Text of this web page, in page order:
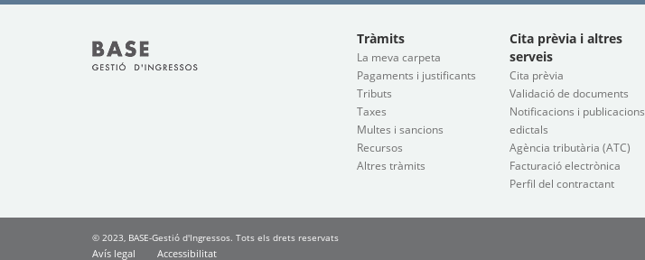
Tràmits
La meva carpeta
Pagaments i justificants
Tributs
Taxes
Multes i sancions
Recursos
Altres tràmits
Cita prèvia i altres
serveis
Cita prèvia
Validació de documents
Notificacions i publicacions
edictals
Agència tributària (ATC)
Facturació electrònica
Perfil del contractant
© 2023, BASE-Gestió d'Ingressos. Tots els drets reservats
Avís legal Accessibilitat